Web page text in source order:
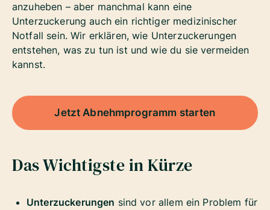
anzuheben – aber manchmal kann eine
Unterzuckerung auch ein richtiger medizinischer
Notfall sein. Wir erklären, wie Unterzuckerungen
entstehen, was zu tun ist und wie du sie vermeiden
kannst.
Jetzt Abnehmprogramm starten
Das Wichtigste in Kürze
Unterzuckerungen sind vor allem ein Problem für